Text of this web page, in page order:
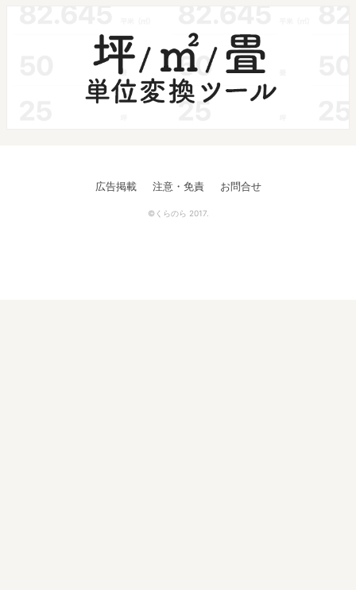
広告掲載 注意・免責 お問合せ
©くらのら 2017.